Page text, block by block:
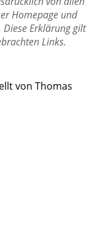
Homepage und
Erklärung gilt
Links.
von Thomas